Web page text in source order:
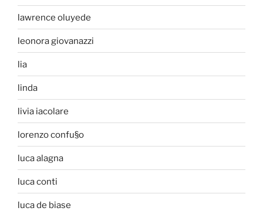
lawrence oluyede
leonora giovanazzi
lia
linda
livia iacolare
lorenzo confu§o
luca alagna
luca conti
luca de biase